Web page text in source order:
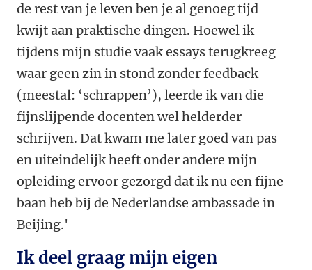
de rest van je leven ben je al genoeg tijd
kwijt aan praktische dingen. Hoewel ik
tijdens mijn studie vaak essays terugkreeg
waar geen zin in stond zonder feedback
(meestal: ‘schrappen’), leerde ik van die
fijnslijpende docenten wel helderder
schrijven. Dat kwam me later goed van pas
en uiteindelijk heeft onder andere mijn
opleiding ervoor gezorgddat ik nu een fijne
baan heb bij de Nederlandse ambassade in
Beijing.'
Ik deel graag mijn eigen